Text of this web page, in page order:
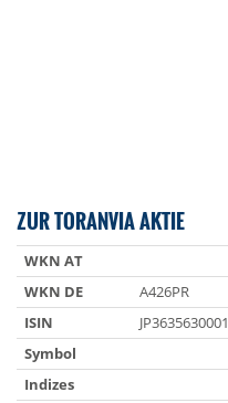
ZUR TORANVIA AKTIE
WKN AT
WKN DE
A426PR
ISIN
JP3635630001
Symbol
Indizes